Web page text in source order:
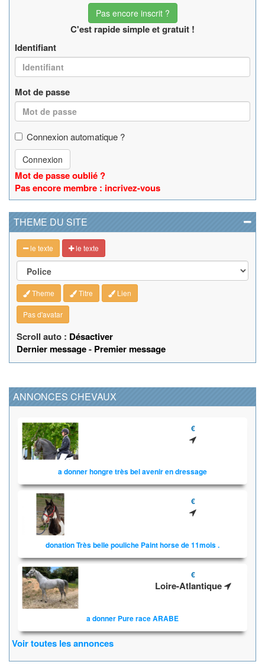
Pas encore inscrit ?
C'est rapide simple et gratuit !
Identifiant
Mot de passe
Connexion automatique ?
Connexion
Mot de passe oublié ?
Pas encore membre : incrivez-vous
THEME DU SITE
le texte le texte
Theme Titre Lien
Pas d'avatar
Scroll auto : Désactiver
Dernier message- Premier message
ANNONCES CHEVAUX
€
a donner hongre très bel avenir en dressage
€
donation Très belle pouliche Paint horse de 11mois .
€
Loire-Atlantique
a donner Pure race ARABE
Voir toutes les annonces